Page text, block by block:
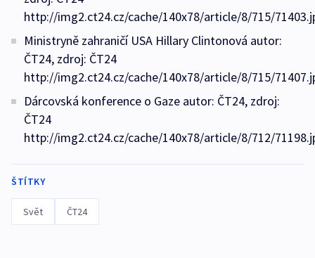
http://img2.ct24.cz/cache/140x78/article/8/715/
Ministryně zahraničí USA Hillary Clintonová autor:
ČT24, zdroj: ČT24
http://img2.ct24.cz/cache/140x78/article/8/715/
Dárcovská konference o Gaze autor: ČT24, zdroj:
ČT24
http://img2.ct24.cz/cache/140x78/article/8/712/
ŠTÍTKY
Svět ČT24